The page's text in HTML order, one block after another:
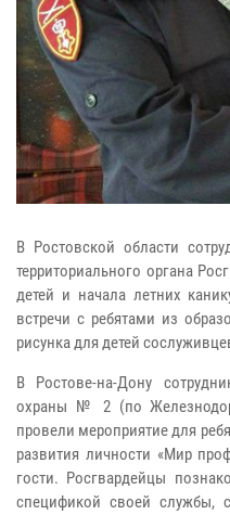
В Ростовской области
территориального органа
детей и начала летних
встречи с ребятами из
рисунка для детей
В Ростове-на-Дону
охраны № 2 (по
провели мероприятие для
развития личности «Мир
гости. Росгвардейцы
спецификой своей службы,